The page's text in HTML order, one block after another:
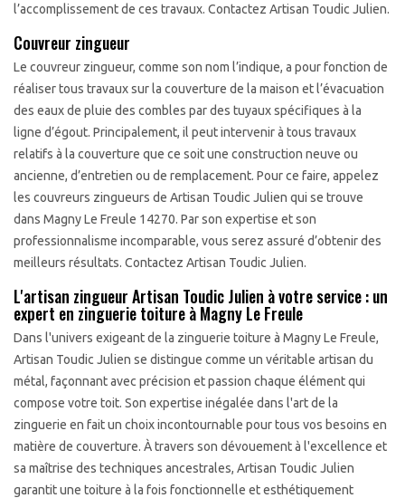
l’accomplissement de ces travaux. Contactez Artisan Toudic Julien.
Couvreur zingueur
Le couvreur zingueur, comme son nom l’indique, a pour fonction de
réaliser tous travaux sur la couverture de la maison et l’évacuation
des eaux de pluie des combles par des tuyaux spécifiques à la
ligne d’égout. Principalement, il peut intervenir à tous travaux
relatifs à la couverture que ce soit une construction neuve ou
ancienne, d’entretien ou de remplacement. Pour ce faire, appelez
les couvreurs zingueurs de Artisan Toudic Julien qui se trouve
dans Magny Le Freule 14270. Par son expertise et son
professionnalisme incomparable, vous serez assuré d’obtenir des
meilleurs résultats. Contactez Artisan Toudic Julien.
L'artisan zingueur Artisan Toudic Julien à votre service : un
expert en zinguerie toiture à Magny Le Freule
Dans l'univers exigeant de la zinguerie toiture à Magny Le Freule,
Artisan Toudic Julien se distingue comme un véritable artisan du
métal, façonnant avec précision et passion chaque élément qui
compose votre toit. Son expertise inégalée dans l'art de la
zinguerie en fait un choix incontournable pour tous vos besoins en
matière de couverture. À travers son dévouement à l'excellence et
sa maîtrise des techniques ancestrales, Artisan Toudic Julien
garantit une toiture à la fois fonctionnelle et esthétiquement